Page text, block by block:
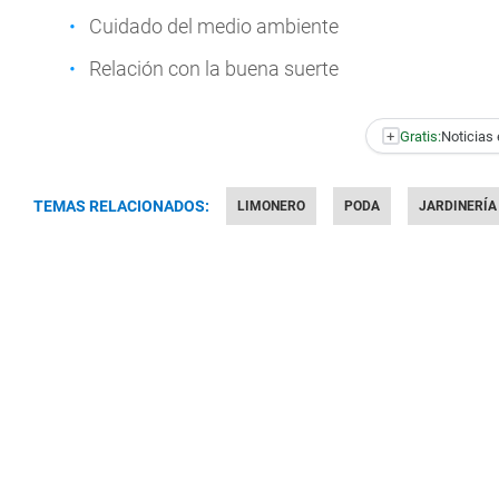
Cuidado del medio ambiente
Relación con la buena suerte
+ Gratis:Noticias
TEMAS RELACIONADOS: LIMONERO PODA JARDINERÍA